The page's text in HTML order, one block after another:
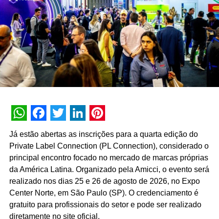
telecomunicações, tecnologia, agronegócios, indústria
4.0, entre outros. As participações serão totalmente
gratuitas e os eventos serão veiculados pelo site do
Futurecom.
Até o momento, o Futurecom LiveCast já realizou cinco
lives no Instagram, quatro webinars e uma reunião
temática reunindo um total de mais de 2.500 pessoas
28 de maio, já foram geradas mais de 13 horas de
conteúdo relevantes, com seis podcasts linkados no
Spotify e no Google Podcasts.
O Futurecom oferece um evento de Tecnologia e
Transformação Digital e a cada edição prioriza a
inovação de seus conteúdos, incluindo novos palcos e
trilhas de conhecimento para os setores de Meios de
Pagamento e Identificação Digital, Governo, Poder
Judiciário, Segurança da Informação, empreendedorismo,
WhatsApp
Facebook
Twitter
LinkedIn
Pinterest
Já estão abertas as inscrições para a quarta edição do
Private Label Connection (PL Connection), considerado o
principal encontro focado no mercado de marcas próprias
da América Latina. Organizado pela Amicci, o evento será
realizado nos dias 25 e 26 de agosto de 2026, no Expo
Center Norte, em São Paulo (SP). O credenciamento é
gratuito para profissionais do setor e pode ser realizado
diretamente no site oficial.